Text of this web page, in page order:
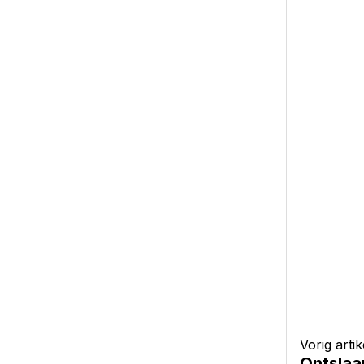
Vorig